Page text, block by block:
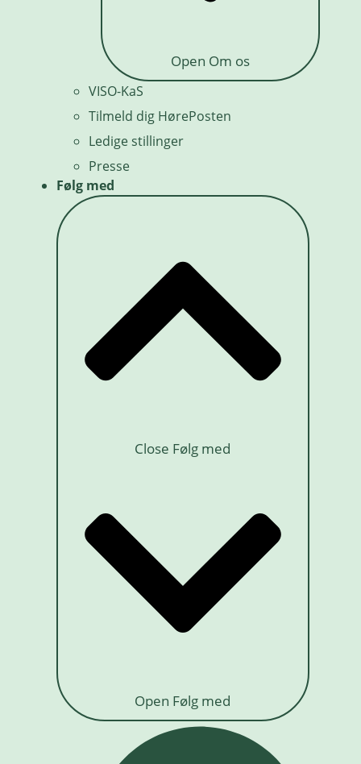
Open Om os
VISO-KaS
Tilmeld dig HørePosten
Ledige stillinger
Presse
Følg med
Close Følg med
Open Følg med